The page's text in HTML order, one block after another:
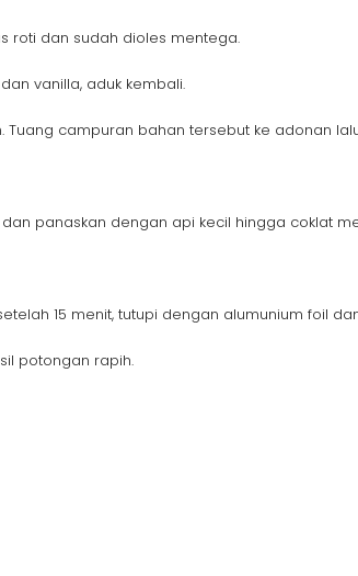
roti dan sudah dioles mentega.
vanilla, aduk kembali.
Tuang campuran bahan tersebut ke adonan
panaskan dengan api kecil hingga coklat
15 menit, tutupi dengan alumunium foil
potongan rapih.